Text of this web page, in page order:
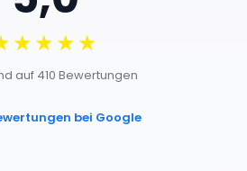
auf 410 Bewertungen
bei Google